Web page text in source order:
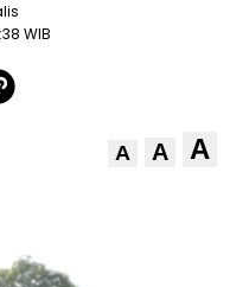
WIB
A A A